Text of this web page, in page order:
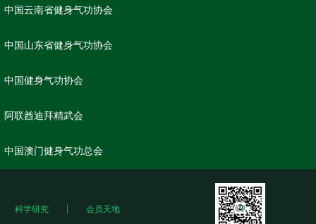
中国云南省健身气功协会
中国山东省健身气功协会
中国健身气功协会
阿联酋迪拜精武会
中国澳门健身气功总会
科学研究 会员天地